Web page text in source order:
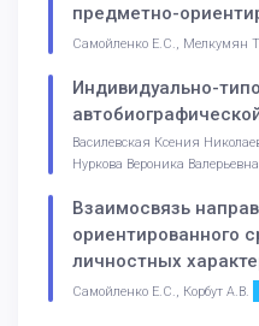
предметно-
Самойленко Е.С., Мелкумян
Индивидуально-
Василевская Ксения
Нуркова Вероника Валерьевна
Взаимосвязь
ориентированного
личностных
Самойленко Е.С., Корбут А.В.